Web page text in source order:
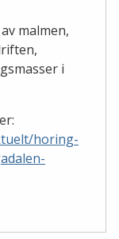
malmen,
i
horing-